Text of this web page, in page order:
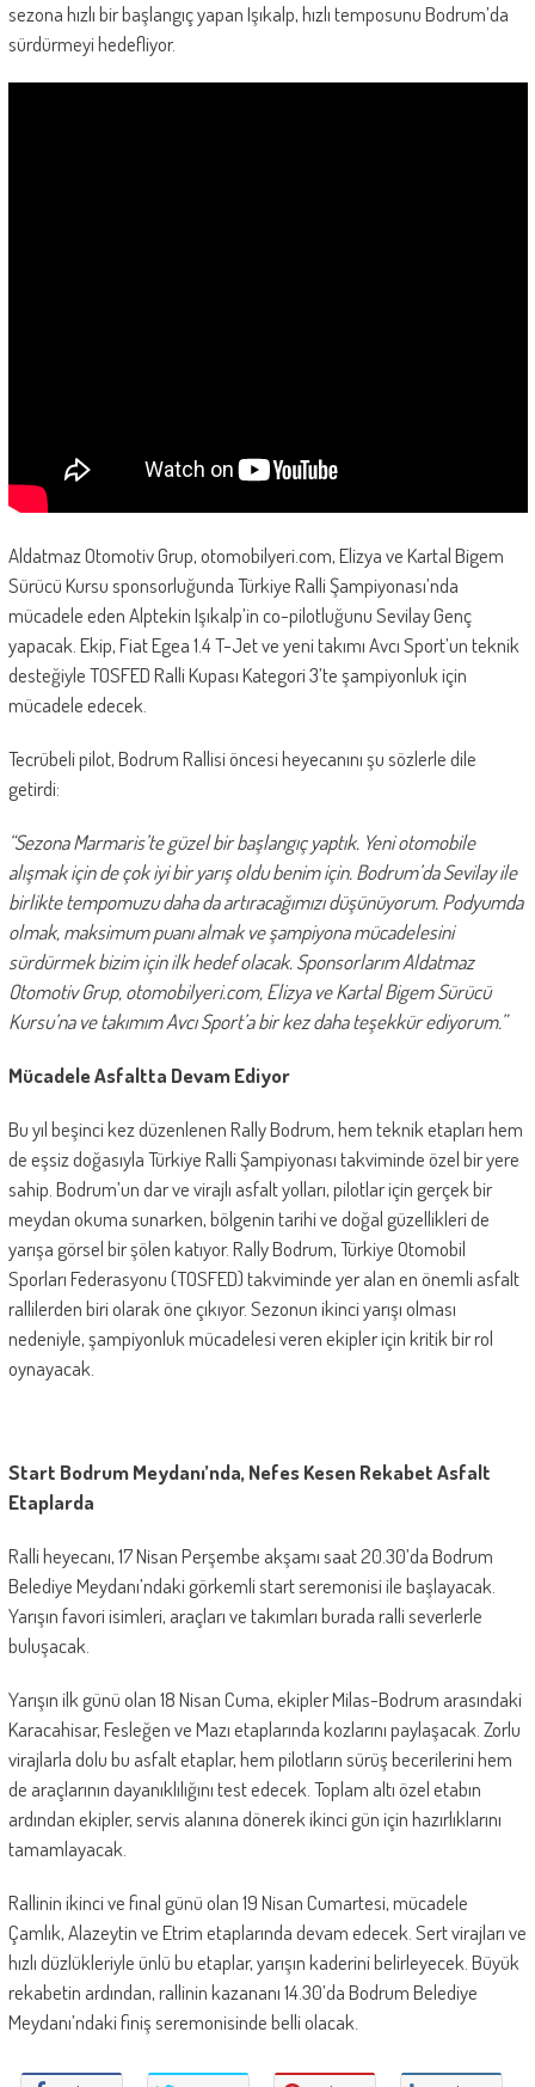
sezona hızlı bir başlangıç yapan Işıkalp, hızlı temposunu Bodrum’da
sürdürmeyi hedefliyor.
Aldatmaz Otomotiv Grup, otomobilyeri.com, Elizya ve Kartal Bigem
Sürücü Kursu sponsorluğunda Türkiye Ralli Şampiyonası’nda
mücadele eden Alptekin Işıkalp’in co-pilotluğunu Sevilay Genç
yapacak. Ekip, Fiat Egea 1.4 T-Jet ve yeni takımı Avcı Sport’un teknik
desteğiyle TOSFED Ralli Kupası Kategori 3’te şampiyonluk için
mücadele edecek.
Tecrübeli pilot, Bodrum Rallisi öncesi heyecanını şu sözlerle dile
getirdi:
“Sezona Marmaris’te güzel bir başlangıç yaptık. Yeni otomobile
alışmak için de çok iyi bir yarış oldu benim için. Bodrum’da Sevilay ile
birlikte tempomuzu daha da artıracağımızı düşünüyorum. Podyumda
olmak, maksimum puanı almak ve şampiyona mücadelesini
sürdürmek bizim için ilk hedef olacak. Sponsorlarım Aldatmaz
Otomotiv Grup, otomobilyeri.com, Elizya ve Kartal Bigem Sürücü
Kursu’na ve takımım Avcı Sport’a bir kez daha teşekkür ediyorum.”
Mücadele Asfaltta Devam Ediyor
Bu yıl beşinci kez düzenlenen Rally Bodrum, hem teknik etapları hem
de eşsiz doğasıyla Türkiye Ralli Şampiyonası takviminde özel bir yere
sahip. Bodrum’un dar ve virajlı asfalt yolları, pilotlar için gerçek bir
meydan okuma sunarken, bölgenin tarihi ve doğal güzellikleri de
yarışa görsel bir şölen katıyor. Rally Bodrum, Türkiye Otomobil
Sporları Federasyonu (TOSFED) takviminde yer alan en önemli asfalt
rallilerden biri olarak öne çıkıyor. Sezonun ikinci yarışı olması
nedeniyle, şampiyonluk mücadelesi veren ekipler için kritik bir rol
oynayacak.
Start Bodrum Meydanı’nda, Nefes Kesen Rekabet Asfalt
Etaplarda
Ralli heyecanı, 17 Nisan Perşembe akşamı saat 20.30’da Bodrum
Belediye Meydanı’ndaki görkemli start seremonisi ile başlayacak.
Yarışın favori isimleri, araçları ve takımları burada ralli severlerle
buluşacak.
Yarışın ilk günü olan 18 Nisan Cuma, ekipler Milas-Bodrum arasındaki
Karacahisar, Fesleğen ve Mazı etaplarında kozlarını paylaşacak. Zorlu
virajlarla dolu bu asfalt etaplar, hem pilotların sürüş becerilerini hem
de araçlarının dayanıklılığını test edecek. Toplam altı özel etabın
ardından ekipler, servis alanına dönerek ikinci gün için hazırlıklarını
tamamlayacak.
Rallinin ikinci ve final günü olan 19 Nisan Cumartesi, mücadele
Çamlık, Alazeytin ve Etrim etaplarında devam edecek. Sert virajları ve
hızlı düzlükleriyle ünlü bu etaplar, yarışın kaderini belirleyecek. Büyük
rekabetin ardından, rallinin kazananı 14.30’da Bodrum Belediye
Meydanı’ndaki finiş seremonisinde belli olacak.